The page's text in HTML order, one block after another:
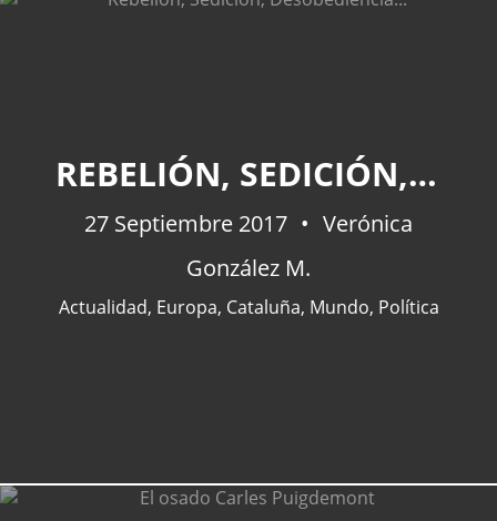
REBELIÓN, SEDICIÓN, DESOBEDIENCIA...
27 Septiembre 2017
Verónica
González M.
Actualidad, Europa, Cataluña, Mundo, Política